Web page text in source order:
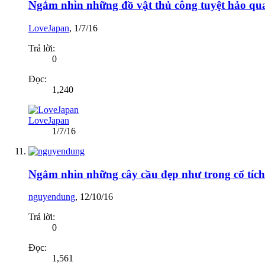
Ngắm nhìn những đồ vật thủ công tuyệt hảo
LoveJapan, 1/7/16
Trả lời:
0
Đọc:
1,240
LoveJapan
1/7/16
Ngắm nhìn những cây cầu đẹp như trong cổ tích
nguyendung, 12/10/16
Trả lời:
0
Đọc:
1,561